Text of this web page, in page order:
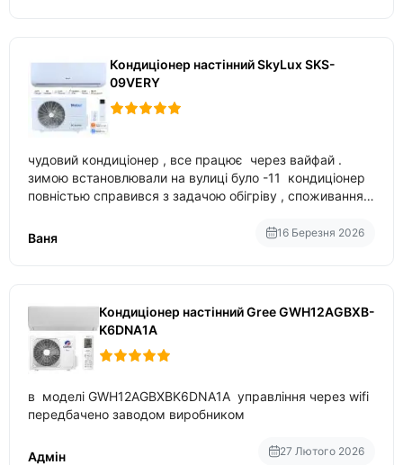
Кондиціонер настінний SkyLux SKS-
09VERY
чудовий кондиціонер , все працює через вайфай .
зимою встановлювали на вулиці було -11 кондиціонер
повністью справився з задачою обігріву , споживання
температури
Ваня 16 Березня 2026
Кондиціонер настінний Gree GWH12AGBXB-
K6DNA1A
в моделі GWH12AGBXBK6DNA1A управління через wifi
передбачено заводом виробником
Адмін 27 Лютого 2026